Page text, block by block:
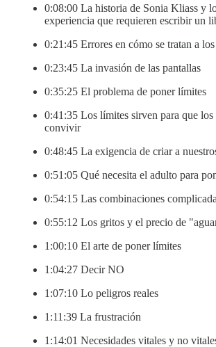
0:08:00 La historia de Sonia Kliass y
experiencia que requieren escribir un
0:21:45 Errores en cómo se tratan a
0:23:45 La invasión de las pantallas
0:35:25 El problema de poner límites
0:41:35 Los límites sirven para que los
convivir
0:48:45 La exigencia de criar a
0:51:05 Qué necesita el adulto para
0:54:15 Las combinaciones
0:55:12 Los gritos y el precio de
1:00:10 El arte de poner límites
1:04:27 Decir NO
1:07:10 Lo peligros reales
1:11:39 La frustración
1:14:01 Necesidades vitales y no